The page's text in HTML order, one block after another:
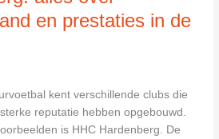
en prestaties in de
kent verschillende clubs die
reputatie hebben opgebouwd.
is HHC Hardenberg. De